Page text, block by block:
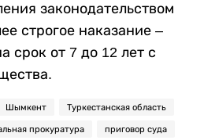
законодательством
строгое наказание –
срок от 7 до 12 лет с
Шымкент Туркестанская область
прокуратура приговор суда